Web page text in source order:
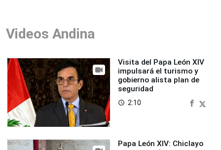
Videos Andina
Visita del Papa León XIV
impulsará el turismo y
gobierno alista plan de
seguridad
access_time 2:10
Papa León XIV: Chiclayo